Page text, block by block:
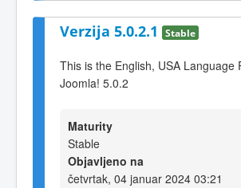
Verzija 5.0.2.1 Stable
This is the English, USA Language
Joomla! 5.0.2
Maturity
Stable
Objavljeno na
četvrtak, 04 januar 2024 03:21